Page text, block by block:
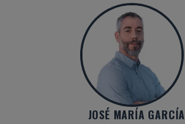
JOSÉ MARÍA GARCÍA